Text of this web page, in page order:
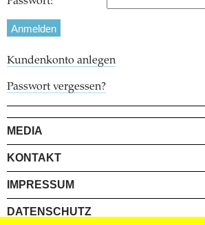
Kundenkonto anlegen
Passwort vergessen?
MEDIA
KONTAKT
IMPRESSUM
DATENSCHUTZ